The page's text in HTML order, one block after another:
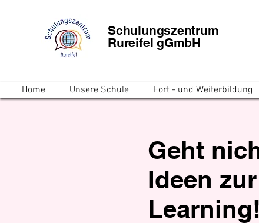
Schulungszentrum
Rureifel gGmbH
Home Unsere Schule Fort - und Weiterbildung
Geht
Ideen
Learning!